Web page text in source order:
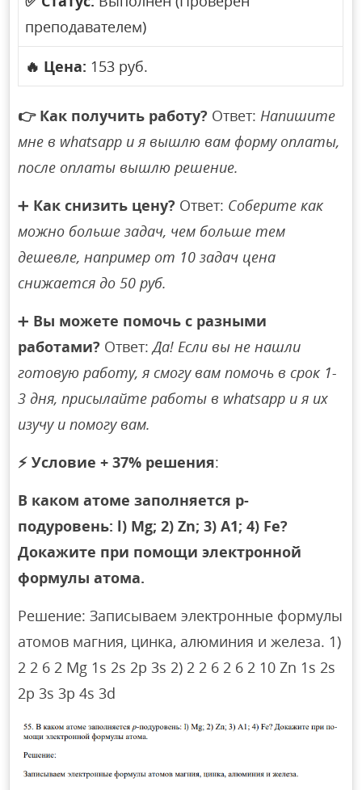
преподавателем)
🔥 Цена: 153 руб.
👉 Как получить работу? Ответ:Напишите
мне в whatsapp и я вышлю вам форму оплаты,
после оплаты вышлю решение.
➕ Как снизить цену? Ответ: Соберите как
можно больше задач, чем больше тем
дешевле, например от 10 задач цена
снижается до 50 руб.
➕ Вы можете помочь с разными
работами? Ответ:Да! Если вы не нашли
готовую работу, я смогу вам помочь в срок 1-
3 дня, присылайте работы в whatsapp и я их
изучу и помогу вам.
⚡ Условие + 37% решения:
В каком атоме заполняется р-
подуровень: l) Mg; 2) Zn; 3) А1; 4) Fe?
Докажите при помощи электронной
формулы атома.
Решение: Записываем электронные формулы
атомов магния, цинка, алюминия и железа. 1)
2 2 6 2 Mg 1s 2s 2p 3s 2) 2 2 6 2 6 2 10 Zn 1s 2s
2p 3s 3p 4s 3d